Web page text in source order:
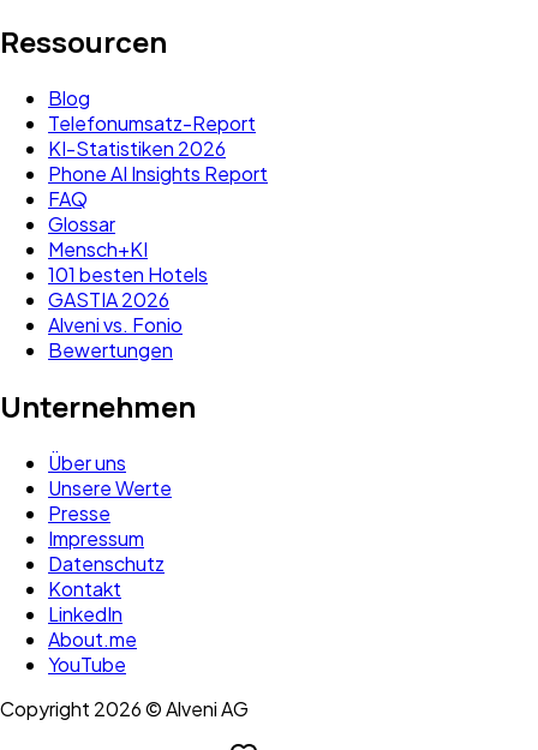
Ressourcen
Blog
Telefonumsatz-Report
KI-Statistiken 2026
Phone AI Insights Report
FAQ
Glossar
Mensch+KI
101 besten Hotels
GASTIA 2026
Alveni vs. Fonio
Bewertungen
Unternehmen
Über uns
Unsere Werte
Presse
Impressum
Datenschutz
Kontakt
LinkedIn
About.me
YouTube
Copyright 2026 © Alveni AG